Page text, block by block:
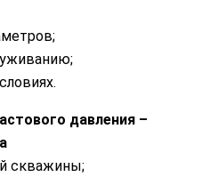
давления –
скважины;